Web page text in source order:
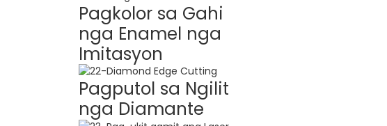
Pagkolor sa Gahi
nga Enamel nga
Imitasyon
Pagputol sa Ngilit
nga Diamante